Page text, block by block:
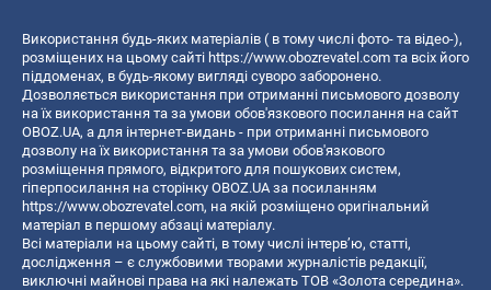
Використання будь-яких матеріалів ( в тому числі фото- та відео-),
розміщених на цьому сайті https://www.obozrevatel.com та всіх його
піддоменах, в будь-якому вигляді суворо заборонено.
Дозволяється використання при отриманні письмового дозволу
на їх використання та за умови обов'язкового посилання на сайт
OBOZ.UA, а для інтернет-видань - при отриманні письмового
дозволу на їх використання та за умови обов'язкового
розміщення прямого, відкритого для пошукових систем,
гіперпосилання на сторінку OBOZ.UA за посиланням
https://www.obozrevatel.com, на якій розміщено оригінальний
матеріал в першому абзаці матеріалу.
Всі матеріали на цьому сайті, в тому числі інтерв’ю, статті,
дослідження – є службовими творами журналістів редакції,
виключні майнові права на які належать ТОВ «Золота середина».